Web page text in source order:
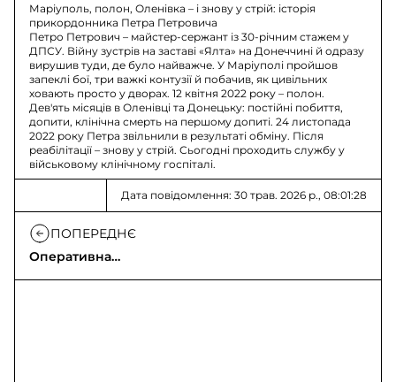
Маріуполь, полон, Оленівка – і знову у стрій: історія
прикордонника Петра Петровича
Петро Петрович – майстер-сержант із 30-річним стажем у
ДПСУ. Війну зустрів на заставі «Ялта» на Донеччині й одразу
вирушив туди, де було найважче. У Маріуполі пройшов
запеклі бої, три важкі контузії й побачив, як цивільних
ховають просто у дворах. 12 квітня 2022 року – полон.
Дев'ять місяців в Оленівці та Донецьку: постійні побиття,
допити, клінічна смерть на першому допиті. 24 листопада
2022 року Петра звільнили в результаті обміну. Після
реабілітації – знову у стрій. Сьогодні проходить службу у
військовому клінічному госпіталі.
Дата повідомлення: 30 трав. 2026 р., 08:01:28
ПОПЕРЕДНЄ
Оперативна
інформація щодо